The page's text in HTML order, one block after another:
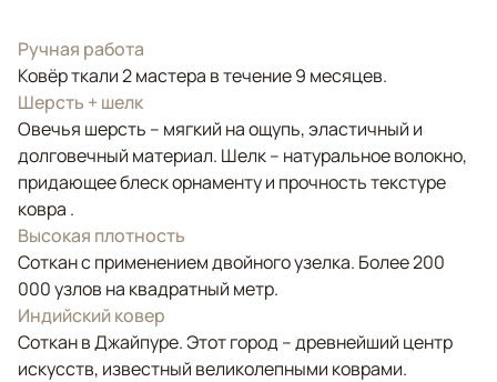
Ручная работа
Ковёр ткали 2 мастера в течение 9 месяцев.
Шерсть + шелк
Овечья шерсть – мягкий на ощупь, эластичный и
долговечный материал. Шелк – натуральное волокно,
придающее блеск орнаменту и прочность текстуре
ковра .
Высокая плотность
Соткан с применением двойного узелка. Более 200
000 узлов на квадратный метр.
Индийский ковер
Соткан в Джайпуре. Этот город – древнейший центр
искусств, известный великолепными коврами.